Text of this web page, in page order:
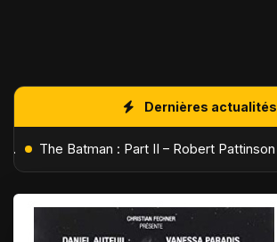
Dernières actualités
L'Âge de Glace : Le Réveil du Volcan – Manny, Sid et Diego de retour pour une aventure explosive